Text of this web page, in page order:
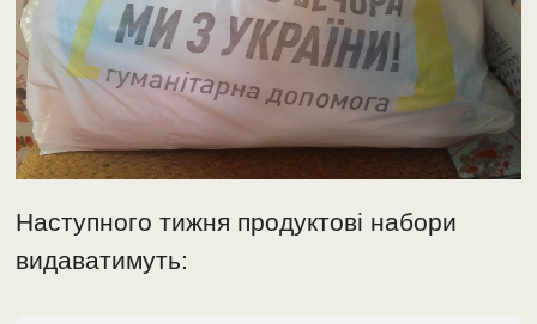
Наступного тижня продуктові набори
видаватимуть: